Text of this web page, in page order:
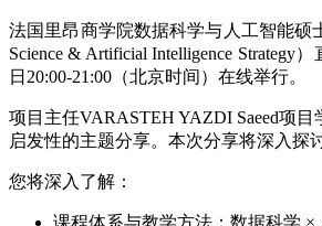
法国里昂商学院数据科学与人工智能硕
Science & Artificial Intelligence Strategy
日20:00-21:00（北京时间）在线举行。
项目主任VARASTEH YAZDI Saeed项
启发性的主题分享。本次分享将深入探
您将深入了解：
课程体系与教学方法：数据科学 ×